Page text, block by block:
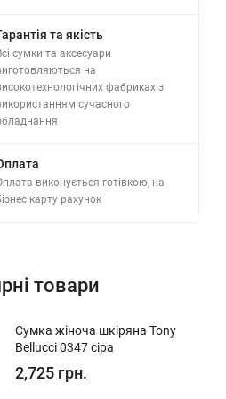
та якість
сумки та аксесуари
на
фабриках з
сучасного
виконується готівкою, на
карту рахунок
товари
​Сумка жіноча шкіряна Tony
Bellucci 0347 сіра
2,725 грн.